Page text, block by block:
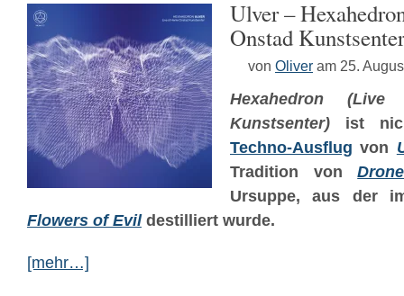
Ulver –
Onstad
von Oliver am 25.
Hexahedron
Kunstsenter) ist
Techno-Ausflug von
Tradition von
Ursuppe, aus der
Flowers of Evildestilliert wurde.
[mehr…]